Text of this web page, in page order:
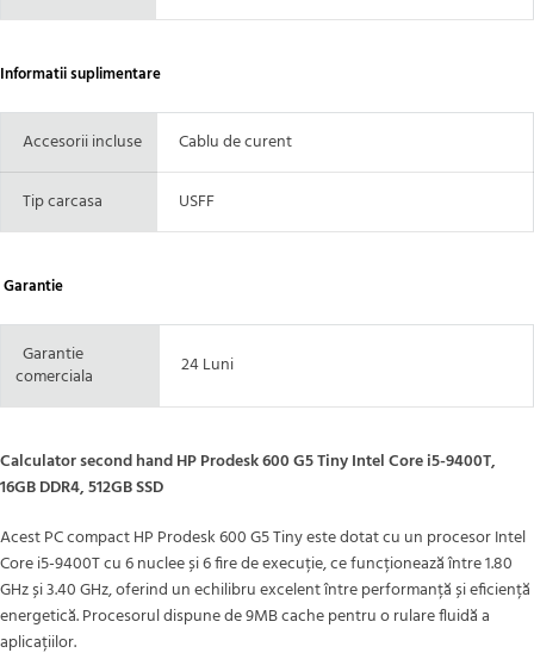
Informatii suplimentare
Accesorii incluse Cablu de curent
Tip carcasa USFF
Garantie
Garantie
comerciala
24 Luni
Calculator second hand HP Prodesk 600 G5 Tiny Intel Core i5-9400T,
16GB DDR4, 512GB SSD
Acest PC compact HP Prodesk 600 G5 Tiny este dotat cu un procesor Intel
Core i5-9400T cu 6 nuclee și 6 fire de execuție, ce funcționează între 1.80
GHz și 3.40 GHz, oferind un echilibru excelent între performanță și eficiență
energetică. Procesorul dispune de 9MB cache pentru o rulare fluidă a
aplicațiilor.